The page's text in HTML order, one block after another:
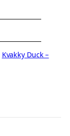
Kvakky Duck –